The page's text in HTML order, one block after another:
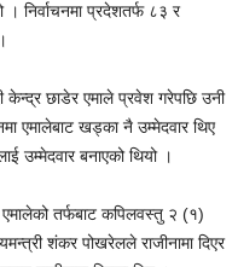
निर्वाचनमा प्रदेशतर्फ ८३ र
केन्द्र छाडेर एमाले प्रवेश गरेपछि उनी
एमालेबाट खड्का नै उम्मेदवार थिए
उम्मेदवार बनाएको थियो ।
एमालेको तर्फबाट कपिलवस्तु २ (१)
शंकर पोखरेलले राजीनामा दिएर